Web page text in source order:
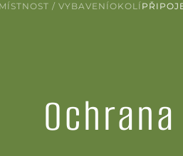
MÍSTNOST / VYBAVENÍ OKOLÍ